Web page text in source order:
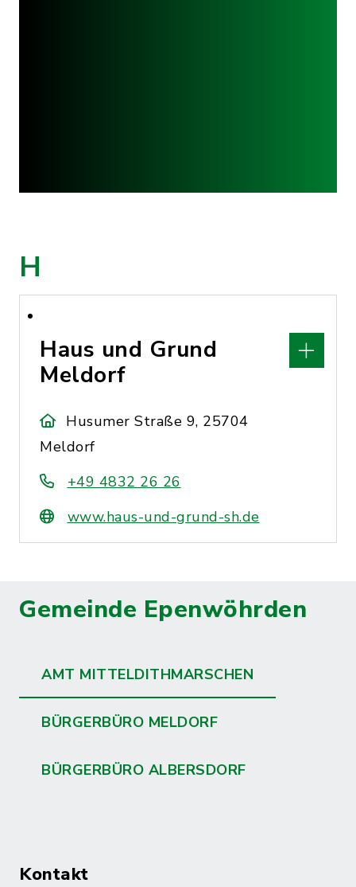
H
Haus und Grund
Meldorf
Husumer Straße 9, 25704
Meldorf
+49 4832 26 26
www.haus-und-grund-sh.de
Gemeinde Epenwöhrden
AMT MITTELDITHMARSCHEN
BÜRGERBÜRO MELDORF
BÜRGERBÜRO ALBERSDORF
Kontakt